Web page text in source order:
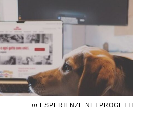
in ESPERIENZE NEI PROGETTI